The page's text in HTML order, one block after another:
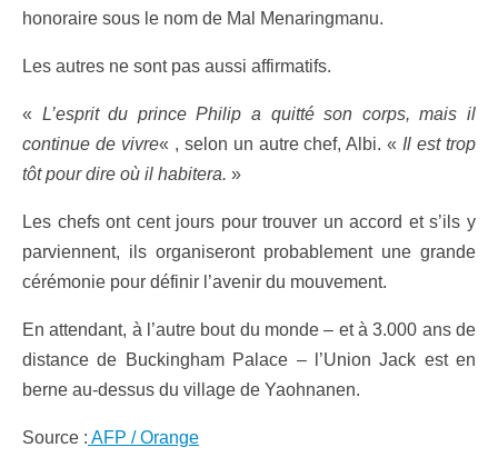
honoraire sous le nom de Mal Menaringmanu.
Les autres ne sont pas aussi affirmatifs.
« L’esprit du prince Philip a quitté son corps, mais il
continue de vivre« , selon un autre chef, Albi. « Il est trop
tôt pour dire où il habitera. »
Les chefs ont cent jours pour trouver un accord et s’ils y
parviennent, ils organiseront probablement une grande
cérémonie pour définir l’avenir du mouvement.
En attendant, à l’autre bout du monde – et à 3.000 ans de
distance de Buckingham Palace – l’Union Jack est en
berne au-dessus du village de Yaohnanen.
Source : AFP / Orange